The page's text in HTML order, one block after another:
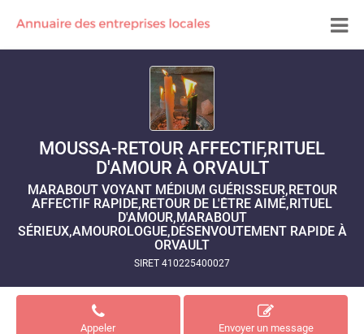
MOUSSA-RETOUR AFFECTIF,RITUEL
D'AMOUR À ORVAULT
MARABOUT VOYANT MÉDIUM GUÉRISSEUR,RETOUR
AFFECTIF RAPIDE,RETOUR DE L'ÊTRE AIMÉ,RITUEL
D'AMOUR,MARABOUT
SÉRIEUX,AMOUROLOGUE,DÉSENVOUTEMENT RAPIDE À
ORVAULT
SIRET 410225400027
Appeler Envoyer un message